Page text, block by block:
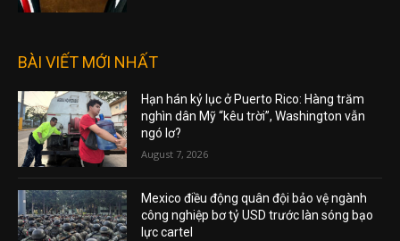
BÀI VIẾT MỚI NHẤT
Hạn hán kỷ lục ở Puerto Rico: Hàng trăm
nghìn dân Mỹ “kêu trời”, Washington vẫn
ngó lơ?
August 7, 2026
Mexico điều động quân đội bảo vệ ngành
công nghiệp bơ tỷ USD trước làn sóng bạo
lực cartel